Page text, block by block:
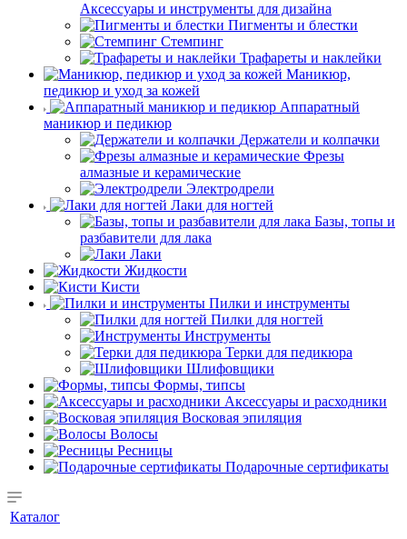
Аксессуары и инструменты для дизайна
Пигменты и блестки
Стемпинг
Трафареты и наклейки
Маникюр,
педикюр и уход за кожей
Аппаратный
маникюр и педикюр
Держатели и колпачки
Фрезы
алмазные и керамические
Электродрели
Лаки для ногтей
Базы, топы и
разбавители для лака
Лаки
Жидкости
Кисти
Пилки и инструменты
Пилки для ногтей
Инструменты
Терки для педикюра
Шлифовщики
Формы, типсы
Аксессуары и расходники
Восковая эпиляция
Волосы
Ресницы
Подарочные сертификаты
Каталог